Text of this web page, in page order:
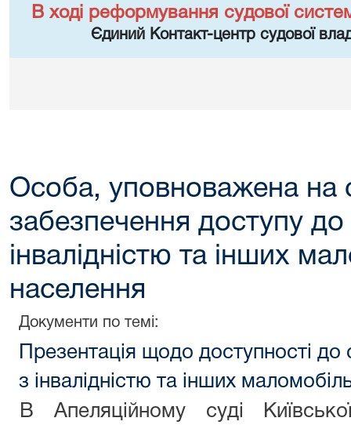
В ході реформування судової
Єдиний Контакт-центр судової
Особа, уповноважена на
забезпечення доступу до
інвалідністю та інших
населення
Документи по темі:
Презентація щодо доступності до
з інвалідністю та інших
В Апеляційному суді